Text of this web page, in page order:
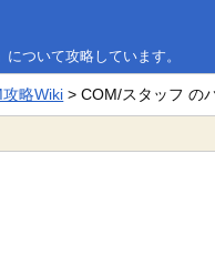
ついて攻略しています。
略Wiki > COM/スタッフ の